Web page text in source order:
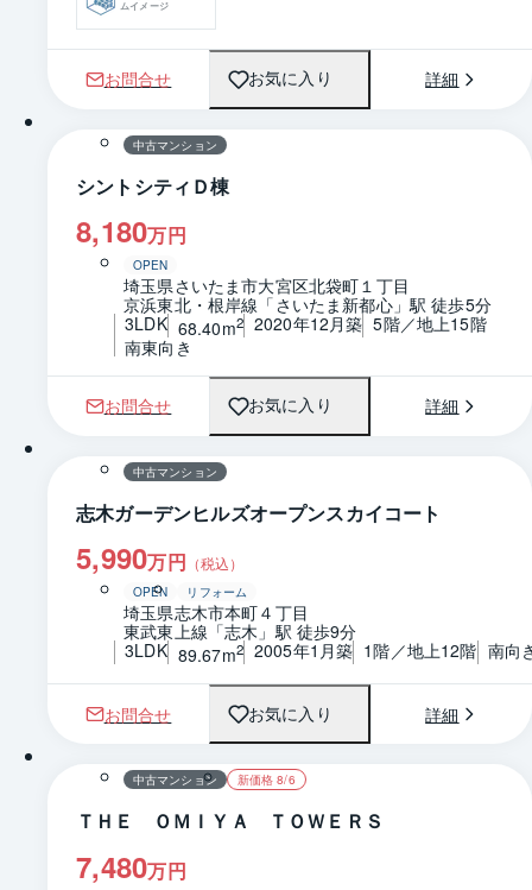
ムイメージ
お問合せ お気に入り 詳細
1 / 0 間取り
中古マンション
シントシティＤ棟
8,180万円
OPEN
埼玉県さいたま市大宮区北袋町１丁目
京浜東北・根岸線「さいたま新都心」駅 徒歩5分
3LDK 68.40m2 2020年12月築 5階／地上15階
南東向き
お問合せ お気に入り 詳細
1 / 0 間取り
中古マンション
志木ガーデンヒルズオープンスカイコート
5,990万円 （税込）
OPEN リフォーム
埼玉県志木市本町４丁目
東武東上線「志木」駅 徒歩9分
3LDK 89.67m2 2005年1月築 1階／地上12階 南向
お問合せ お気に入り 詳細
1 / 0 間取り
中古マンション 新価格 8/6
ＴＨＥ ＯＭＩＹＡ ＴＯＷＥＲＳ
7,480万円